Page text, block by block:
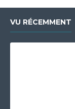
VU RÉCEMMENT